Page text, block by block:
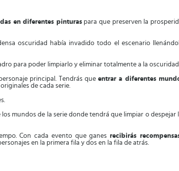
en diferentes pinturaspara que preserven la
oscuridad había invadido todo el escenario
para poder limpiarlo y eliminar totalmente a la
principal. Tendrás queentrar a diferentes
de cada serie.
mundos de la serie donde tendrá que limpiar o despejar
Con cada evento que ganesrecibirás
en la primera fila y dos en la fila de atrás.